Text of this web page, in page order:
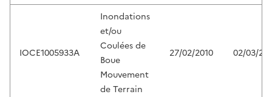
IOCE1005933A
Inondations
et/ou
Coulées de
Boue
Mouvement
de Terrain
27/02/2010 02/03/